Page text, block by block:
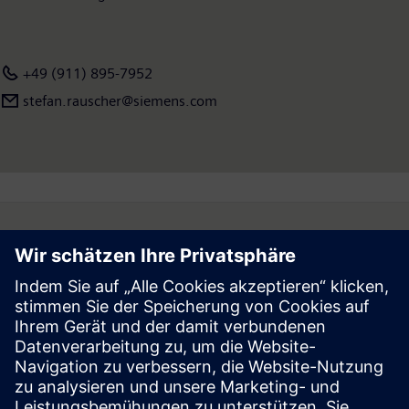
+49 (911) 895-7952
stefan.rauscher@siemens.com
Follow
Press | Company | Siemens